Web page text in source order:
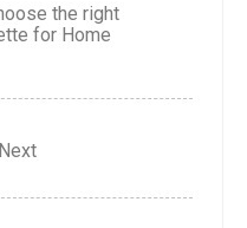
the right
for Home